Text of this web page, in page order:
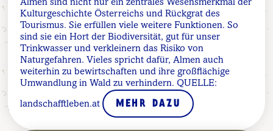
Almen sind nicht nur ein zentrales Wesensmerkmal der
Kulturgeschichte Österreichs und Rückgrat des
Tourismus. Sie erfüllen viele weitere Funktionen. So
sind sie ein Hort der Biodiversität, gut für unser
Trinkwasser und verkleinern das Risiko von
Naturgefahren. Vieles spricht dafür, Almen auch
weiterhin zu bewirtschaften und ihre großflächige
Umwandlung in Wald zu verhindern. QUELLE:
landschafftleben.at MEHR DAZU